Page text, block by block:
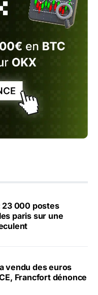
23 000 postes
paris sur une
vendu des euros
Francfort dénonce